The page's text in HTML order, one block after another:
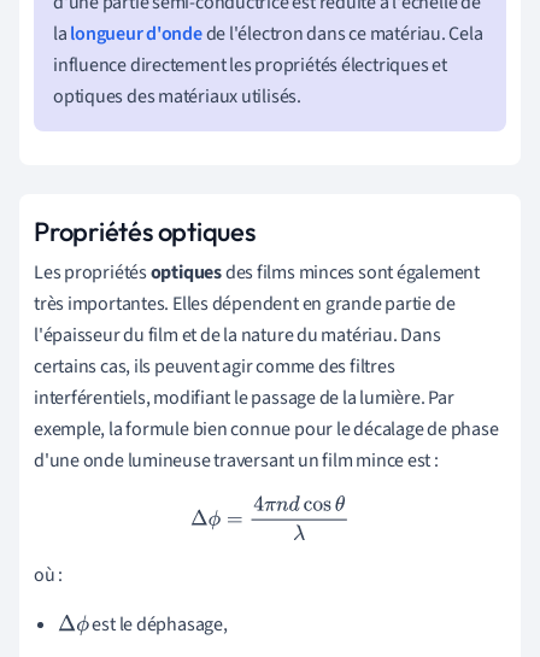
lalongueur d'ondede l'électron dans ce matériau. Cela
influence directement les propriétés électriques et
optiques des matériaux utilisés.
Propriétés optiques
Les propriétésoptiquesdes films minces sont également
très importantes. Elles dépendent en grande partie de
l'épaisseur du film et de la nature du matériau. Dans
certains cas, ils peuvent agir comme des filtres
interférentiels, modifiant le passage de la lumière. Par
exemple, la formule bien connue pour le décalage de phase
d'une onde lumineuse traversant un film mince est :
Δ ϕ= 4πndcosθλ
où :
Δϕest le déphasage,